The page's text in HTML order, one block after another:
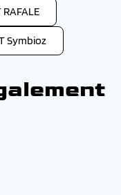
RAFALE
Symbioz